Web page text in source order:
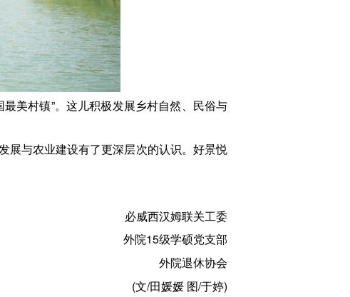
美村镇”。这儿积极发展乡村自然、民俗与
展与农业建设有了更深层次的认识。好景悦
必威西汉姆联关工委
外院15级学硕党支部
外院退休协会
(文/田媛媛 图/于婷)